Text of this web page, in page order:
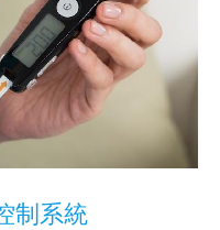
制系統